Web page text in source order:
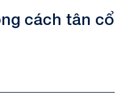
cách tân cổ